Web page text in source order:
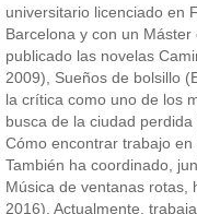
universitario licenciado en
Barcelona y con un
publicado las novelas
2009), Sueños de bolsillo
la crítica como uno de los
busca de la ciudad
Cómo encontrar trabajo en
También ha coordinado,
Música de ventanas rotas,
2016). Actualmente,